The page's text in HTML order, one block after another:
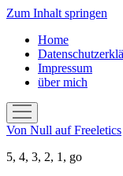
Zum Inhalt springen
Home
Impressum
über mich
Menü
öffnen
Von Null auf Freeletics
5, 4, 3, 2, 1, go